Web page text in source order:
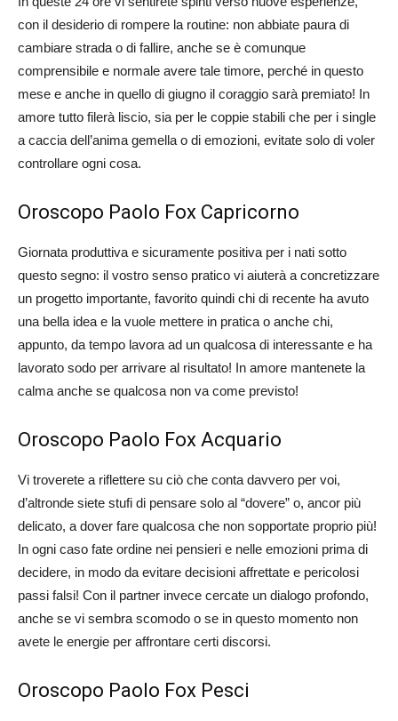
con il desiderio di rompere la routine: non abbiate paura di
cambiare strada o di fallire, anche se è comunque
comprensibile e normale avere tale timore, perché in questo
mese e anche in quello di giugno il coraggio sarà premiato! In
amore tutto filerà liscio, sia per le coppie stabili che per i single
a caccia dell’anima gemella o di emozioni, evitate solo di voler
controllare ogni cosa.
Oroscopo Paolo Fox Capricorno
Giornata produttiva e sicuramente positiva per i nati sotto
questo segno: il vostro senso pratico vi aiuterà a concretizzare
un progetto importante, favorito quindi chi di recente ha avuto
una bella idea e la vuole mettere in pratica o anche chi,
appunto, da tempo lavora ad un qualcosa di interessante e ha
lavorato sodo per arrivare al risultato! In amore mantenete la
calma anche se qualcosa non va come previsto!
Oroscopo Paolo Fox Acquario
Vi troverete a riflettere su ciò che conta davvero per voi,
d’altronde siete stufi di pensare solo al “dovere” o, ancor più
delicato, a dover fare qualcosa che non sopportate proprio più!
In ogni caso fate ordine nei pensieri e nelle emozioni prima di
decidere, in modo da evitare decisioni affrettate e pericolosi
passi falsi! Con il partner invece cercate un dialogo profondo,
anche se vi sembra scomodo o se in questo momento non
avete le energie per affrontare certi discorsi.
Oroscopo Paolo Fox Pesci